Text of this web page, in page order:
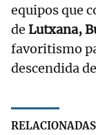
equipos que
de Lutxana,
favoritismo
descendida
RELACIONADAS